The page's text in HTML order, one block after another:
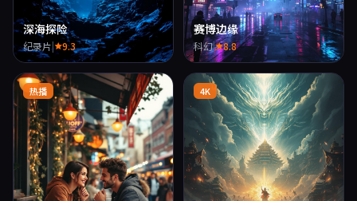
深海探险
纪录片| 9.3
赛博边缘
科幻| 8.8
热播 4K